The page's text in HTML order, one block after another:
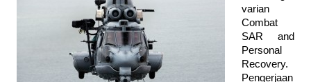
varian
Combat
SAR and
Personal
Recovery.
Pengerjaan